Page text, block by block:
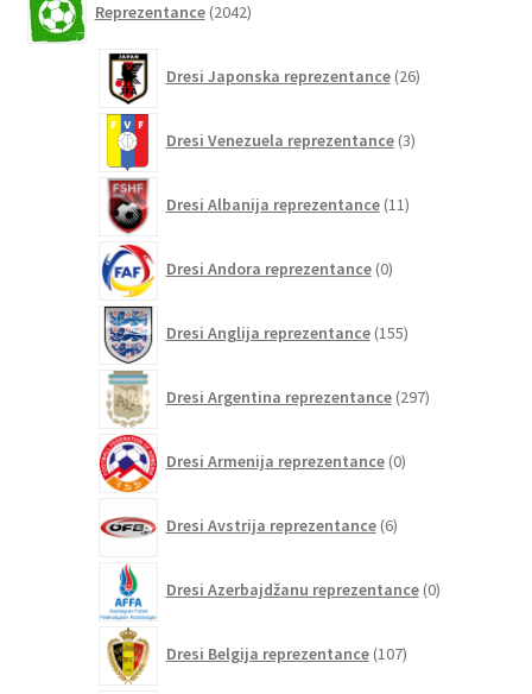
Reprezentance 2042izdelkov
Dresi Japonska reprezentance 26izdelkov
Dresi Venezuela reprezentance 3izdelki
Dresi Albanija reprezentance 11izdelkov
Dresi Andora reprezentance 0izdelkov
Dresi Anglija reprezentance 155izdelkov
Dresi Argentina reprezentance 297izdelkov
Dresi Armenija reprezentance 0izdelkov
Dresi Avstrija reprezentance 6izdelkov
Dresi Azerbajdžanu reprezentance 0izdelkov
Dresi Belgija reprezentance 107izdelkov